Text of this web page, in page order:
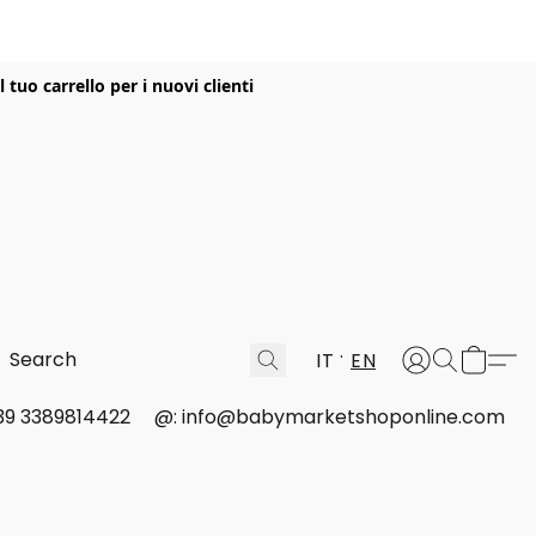
tuo carrello per i nuovi clienti
IT EN
3389814422 @: info@babymarketshoponline.com